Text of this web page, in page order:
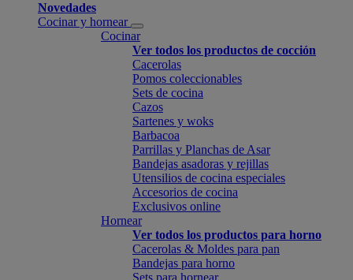
Novedades
Cocinar y hornear
Cocinar
Ver todos los productos de cocción
Cacerolas
Pomos coleccionables
Sets de cocina
Cazos
Sartenes y woks
Barbacoa
Parrillas y Planchas de Asar
Bandejas asadoras y rejillas
Utensilios de cocina especiales
Accesorios de cocina
Exclusivos online
Hornear
Ver todos los productos para horno
Cacerolas & Moldes para pan
Bandejas para horno
Sets para hornear